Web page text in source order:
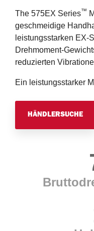
The 575EX Series™
geschmeidige
leistungsstarken EX-
Drehmoment-
reduzierten
Ein leistungsstarker
HÄNDLERSUCHE